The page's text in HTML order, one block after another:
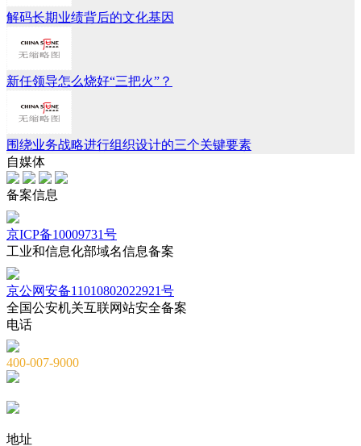
解码长期业绩背后的文化基因
新任领导怎么烧好“三把火”？
围绕业务战略进行组织设计的三个关键要素
自媒体
备案信息
京ICP备10009731号
工业和信息化部域名信息备案
京公网安备11010802022921号
全国公安机关互联网站安全备案
电话
400-007-9000
地址